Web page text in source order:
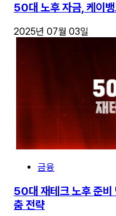
50대 노후 자금, 케이
2025년 07월 03일
금융
50대 재테크 노후 준비
춤 전략